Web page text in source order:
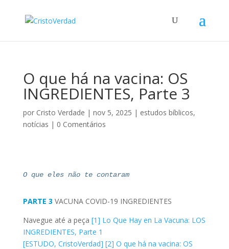
O que há na vacina: OS
INGREDIENTES, Parte 3
por Cristo Verdade | nov 5, 2025 | estudos bíblicos,
notícias | 0 Comentários
O que eles não te contaram
PARTE 3 VACUNA COVID-19 INGREDIENTES
Navegue até a peça [1] Lo Que Hay en La Vacuna: LOS
INGREDIENTES, Parte 1
[ESTUDO, CristoVerdad] [2] O que há na vacina: OS